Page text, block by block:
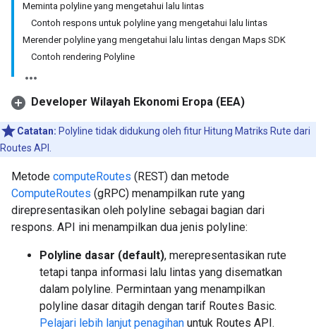
Meminta polyline yang mengetahui lalu lintas
Contoh respons untuk polyline yang mengetahui lalu lintas
Merender polyline yang mengetahui lalu lintas dengan Maps SDK
Contoh rendering Polyline
Developer Wilayah Ekonomi Eropa (EEA)
Catatan: Polyline tidak didukung oleh fitur Hitung Matriks Rute dari
Routes API.
Metode computeRoutes (REST) dan metode
ComputeRoutes (gRPC) menampilkan rute yang
direpresentasikan oleh polyline sebagai bagian dari
respons. API ini menampilkan dua jenis polyline:
Polyline dasar (default), merepresentasikan rute
tetapi tanpa informasi lalu lintas yang disematkan
dalam polyline. Permintaan yang menampilkan
polyline dasar ditagih dengan tarif Routes Basic.
Pelajari lebih lanjut penagihan untuk Routes API.